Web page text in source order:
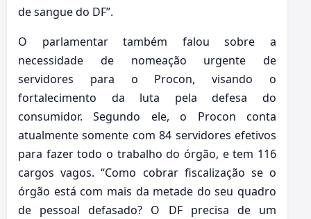
de sangue do DF”.
O parlamentar também falou sobre a
necessidade de nomeação urgente de
servidores para o Procon, visando o
fortalecimento da luta pela defesa do
consumidor. Segundo ele, o Procon conta
atualmente somente com 84 servidores efetivos
para fazer todo o trabalho do órgão, e tem 116
cargos vagos. “Como cobrar fiscalização se o
órgão está com mais da metade do seu quadro
de pessoal defasado? O DF precisa de um